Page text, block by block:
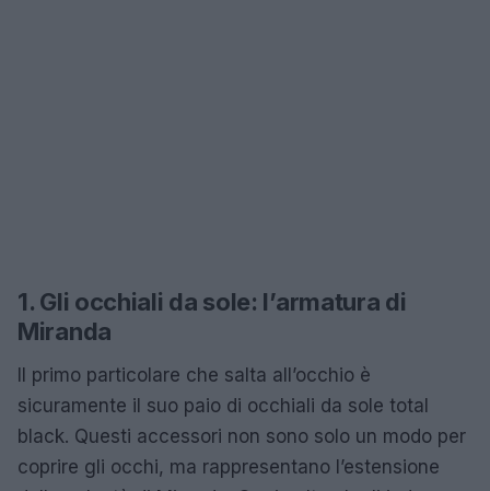
1. Gli occhiali da sole: l’armatura di
Miranda
Il primo particolare che salta all’occhio è
sicuramente il suo paio di occhiali da sole total
black. Questi accessori non sono solo un modo per
coprire gli occhi, ma rappresentano l’estensione